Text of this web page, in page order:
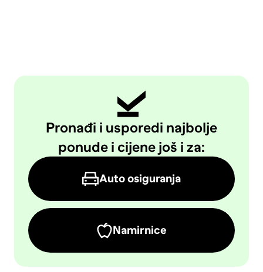
Pronađi i usporedi najbolje
ponude i cijene još i za:
Auto osiguranja
Namirnice